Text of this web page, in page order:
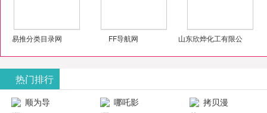
易推分类目录网 FF导航网
山东欣烨化工有限公
热门排行
顺为导
哪吒影
拷贝漫